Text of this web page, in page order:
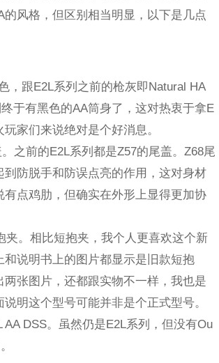
的风格，但区别相当明显，以下是几点
，跟E2L系列之前的枪灰即Natural HA
于有黑色的AA筒身了，这对热衷于拿E
家们来说绝对是个好消息。
之前的E2L系列都是Z57的尾盖。Z68尾
到防脱手和防误点亮的作用，这对身材
有点鸡肋，但确实在外形上显得更加协
夹。相比短抱夹，我个人更喜欢这个新
和说明书上的图片都显示是旧款短抱
两张图片，还都跟实物不一样，我也是
明这个型号可能并非是个正式型号。
AA DSS。虽然仍是E2L系列，但没有Ou